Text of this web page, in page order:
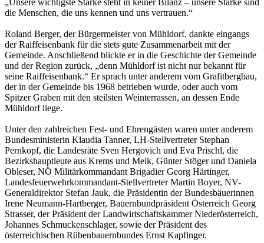
die Menschen, die uns kennen und uns vertrauen.“
Roland Berger, der Bürgermeister von Mühldorf, dankte eingangs
der Raiffeisenbank für die stets gute Zusammenarbeit mit der
Gemeinde. Anschließend blickte er in die Geschichte der Gemeinde
und der Region zurück, „denn Mühldorf ist nicht nur bekannt für
seine Raiffeisenbank.“ Er sprach unter anderem vom Grafitbergbau,
der in der Gemeinde bis 1968 betrieben wurde, oder auch vom
Spitzer Graben mit den steilsten Weinterrassen, an dessen Ende
Mühldorf liege.
Unter den zahlreichen Fest- und Ehrengästen waren unter anderem
Bundesministerin Klaudia Tanner, LH-Stellvertreter Stephan
Pernkopf, die Landesräte Sven Hergovich und Eva Prischl, die
Bezirkshauptleute aus Krems und Melk, Günter Stöger und Daniela
Obleser, NÖ Militärkommandant Brigadier Georg Härtinger,
Landesfeuerwehrkommandant-Stellvertreter Martin Boyer, NV-
Generaldirektor Stefan Jauk, die Präsidentin der Bundesbäuerinnen
Irene Neumann-Hartberger, Bauernbundpräsident Österreich Georg
Strasser, der Präsident der Landwirtschaftskammer Niederösterreich,
Johannes Schmuckenschlager, sowie der Präsident des
österreichischen Rübenbauernbundes Ernst Kapfinger.